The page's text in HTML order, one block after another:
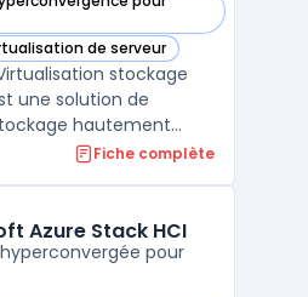
dans cette catégorie
de serveur
dans cette catégorie
stockage
une solution de
hautement
Elle permet une
à sa technologie
...
Fiche complète
Azure Stack HCI
pour